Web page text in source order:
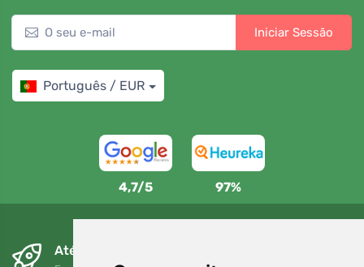
Iniciar Sessão
Português / EUR
4,7/5 97%
Até ao dia seguinte e sem custos